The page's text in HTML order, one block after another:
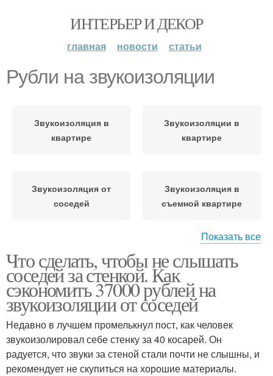
ИНТЕРЬЕР И ДЕКОР
главная новости статьи
Рубли на звукоизоляции
Звукоизоляция в
квартире
Звукоизоляции в
квартире
Звукоизоляция от
соседей
Звукоизоляция в
съемной квартире
Простая звукоизоляция
Показать все
Что сделать, чтобы не слышать
соседей за стенкой. Как
сэкономить 37000 рублей на
звукоизоляции от соседей
Недавно в лучшем промелькнул пост, как человек
звукоизолировал себе стенку за 40 косарей. Он
радуется, что звуки за стеной стали почти не слышны, и
рекомендует не скупиться на хорошие материалы.